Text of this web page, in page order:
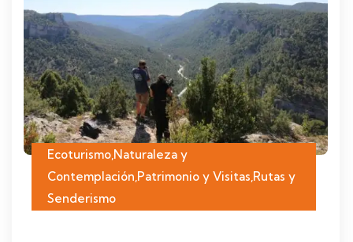
Ecoturismo,Naturaleza y
Contemplación,Patrimonio y Visitas,Rutas y
Senderismo